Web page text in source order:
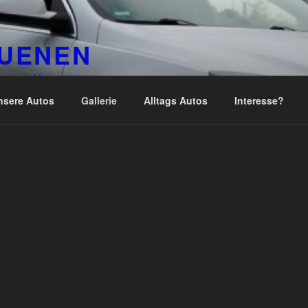
e. V.
Autos Gallerie Alltags Autos Interesse?